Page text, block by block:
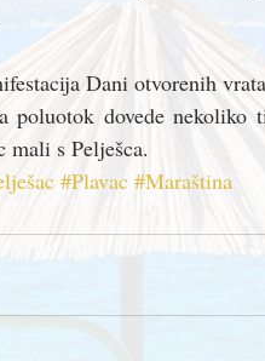
Dani otvorenih
poluotok dovede nekoliko
mali s Pelješca.
#Plavac #Maraština